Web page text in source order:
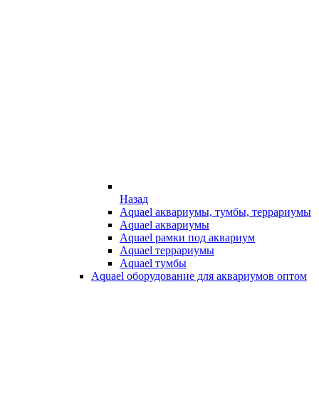
Назад
Aquael аквариумы, тумбы, террариумы
Aquael аквариумы
Aquael рамки под аквариум
Aquael террариумы
Aquael тумбы
Aquael оборудование для аквариумов оптом